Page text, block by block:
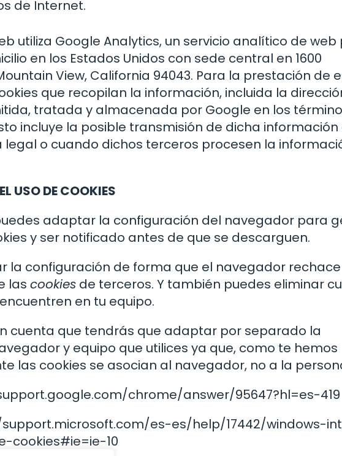
de Internet.
utiliza Google Analytics, un servicio analítico de
en los Estados Unidos con sede central en 1600
View, California 94043. Para la prestación de
que recopilan la información, incluida la
tratada y almacenada por Google en los
incluye la posible transmisión de dicha
legal o cuando dichos terceros procesen la
USO DE COOKIES
adaptar la configuración del navegador para
y ser notificado antes de que se descarguen.
la configuración de forma que el navegador
las cookies de terceros. Y también puedes eliminar
en tu equipo.
cuenta que tendrás que adaptar por separado la
y equipo que utilices ya que, como te hemos
las cookies se asocian al navegador, no a la
chrome/answer/95647?hl=es-419
es-es/help/17442/windows-
cookies#ie=ie-10